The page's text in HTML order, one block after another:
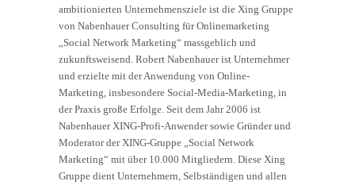
ambitionierten Unternehmensziele ist die Xing Gruppe
von Nabenhauer Consulting für Onlinemarketing
„Social Network Marketing“ massgeblich und
zukunftsweisend. Robert Nabenhauer ist Unternehmer
und erzielte mit der Anwendung von Online-
Marketing, insbesondere Social-Media-Marketing, in
der Praxis große Erfolge. Seit dem Jahr 2006 ist
Nabenhauer XING-Profi-Anwender sowie Gründer und
Moderator der XING-Gruppe „Social Network
Marketing“ mit über 10.000 Mitgliedern. Diese Xing
Gruppe dient Unternehmern, Selbständigen und allen